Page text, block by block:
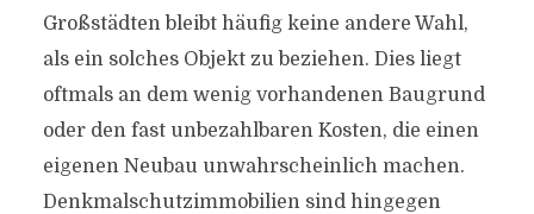
Großstädten bleibt häufig keine andere Wahl,
als ein solches Objekt zu beziehen. Dies liegt
oftmals an dem wenig vorhandenen Baugrund
oder den fast unbezahlbaren Kosten, die einen
eigenen Neubau unwahrscheinlich machen.
Denkmalschutzimmobilien sind hingegen